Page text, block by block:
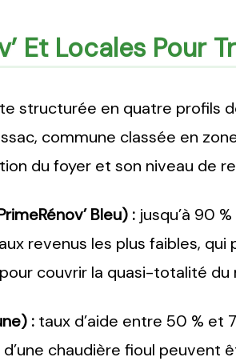
Et Locales Pour
structurée en quatre
commune classée en
du foyer et son niveau de
Bleu) :jusqu’à 90
revenus les plus faibles,
pour couvrir la quasi-totalité
:taux d’aide entre 50 % et
chaudière fioul peuvent